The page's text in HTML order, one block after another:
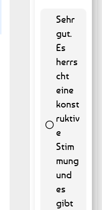
Sehr
gut.
Es
herrs
cht
eine
konst
ruktiv
e
Stim
mung
und
es
gibt
55 ( 11.13